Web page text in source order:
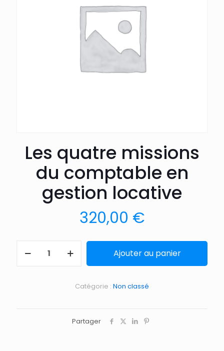
Les quatre missions
du comptable en
gestion locative
320,00 €
Ajouter au panier
Catégorie : Non classé
Partager